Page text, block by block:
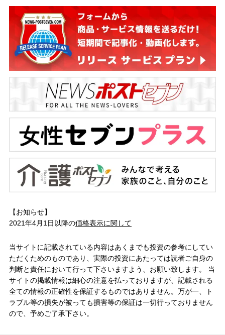
【お知らせ】
2021年4月1日以降の価格表示に関して
当サイトに記載されている内容はあくまでも投資の参考にしてい
ただくためのものであり、実際の投資にあたっては読者ご自身の
判断と責任において行って下さいますよう、お願い致します。 当
サイトの掲載情報は細心の注意を払っておりますが、記載される
全ての情報の正確性を保証するものではありません。万が一、ト
ラブル等の損失が被っても損害等の保証は一切行っておりません
ので、予めご了承下さい。